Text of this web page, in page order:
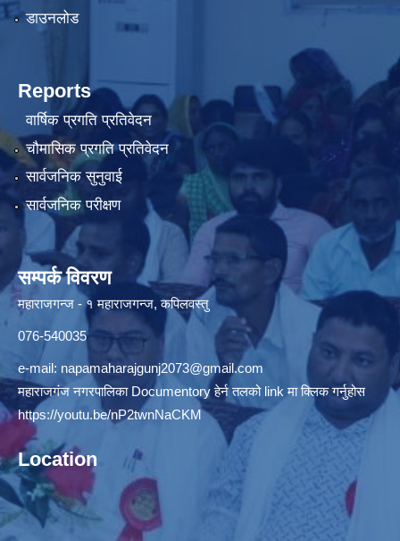
डाउनलोड
Reports
वार्षिक प्रगति प्रतिवेदन
चौमासिक प्रगति प्रतिवेदन
सार्वजनिक सुनुवाई
सार्वजनिक परीक्षण
सम्पर्क विवरण
महाराजगन्ज - १ महाराजगन्ज, कपिलवस्तु
076-540035
e-mail: napamaharajgunj2073@gmail.com
महाराजगंज नगरपालिका Documentory हेर्न तलको link मा क्लिक गर्नुहोस
https://youtu.be/nP2twnNaCKM
Location